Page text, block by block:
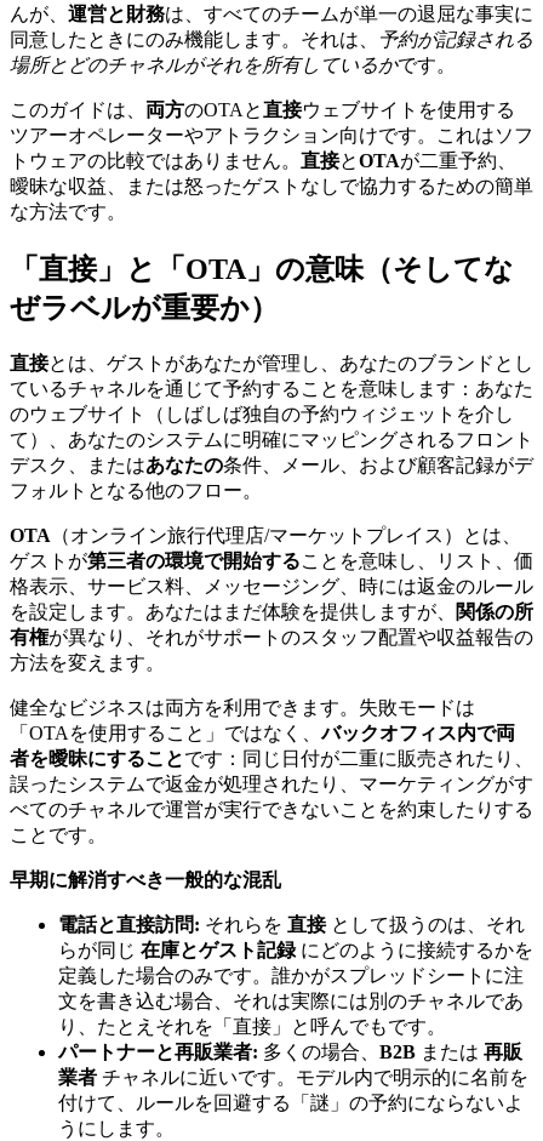
んが、 運営と財務は、すべてのチームが単一の退屈な事実に
同意したときにのみ機能します。それは、
予約が記録される
場所とどのチャネルがそれを所有しているかです。
このガイドは、 両方のOTAと直接ウェブサイトを使用する
ツアーオペレーターやアトラクション向けです。これはソフ
トウェアの比較ではありません。 直接とOTAが二重予約、
曖昧な収益、または怒ったゲストなしで協力するための簡単
な方法です。
「直接」と「OTA」の意味（そしてな
ぜラベルが重要か）
直接とは、ゲストがあなたが管理し、あなたのブランドとし
ているチャネルを通じて予約することを意味します：あなた
のウェブサイト（しばしば独自の予約ウィジェットを介し
て）、あなたのシステムに明確にマッピングされるフロント
デスク、またはあなたの条件、メール、および顧客記録がデ
フォルトとなる他のフロー。
OTA （オンライン旅行代理店/マーケットプレイス）とは、
ゲストが第三者の環境で開始することを意味し、リスト、価
格表示、サービス料、メッセージング、時には返金のルール
を設定します。あなたはまだ体験を提供しますが、
関係の所
有権が異なり、それがサポートのスタッフ配置や収益報告の
方法を変えます。
健全なビジネスは両方を利用できます。失敗モードは
「OTAを使用すること」ではなく、バックオフィス内で両
者を曖昧にすることです：同じ日付が二重に販売されたり、
誤ったシステムで返金が処理されたり、マーケティングがす
べてのチャネルで運営が実行できないことを約束したりする
ことです。
早期に解消すべき一般的な混乱
電話と直接訪問: それらを 直接として扱うのは、それ
らが同じ 在庫とゲスト記録にどのように接続するかを
定義した場合のみです。誰かがスプレッドシートに注
文を書き込む場合、それは実際には別のチャネルであ
り、たとえそれを「直接」と呼んでもです。
パートナーと再販業者: 多くの場合、 B2B または 再販
業者 チャネルに近いです。モデル内で明示的に名前を
付けて、ルールを回避する「謎」の予約にならないよ
うにします。